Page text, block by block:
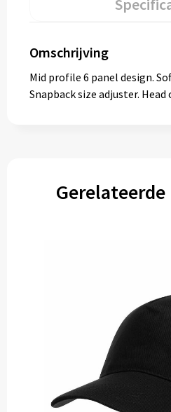
Omschrijving
Mid profile 6 panel design.
Snapback size adjuster.